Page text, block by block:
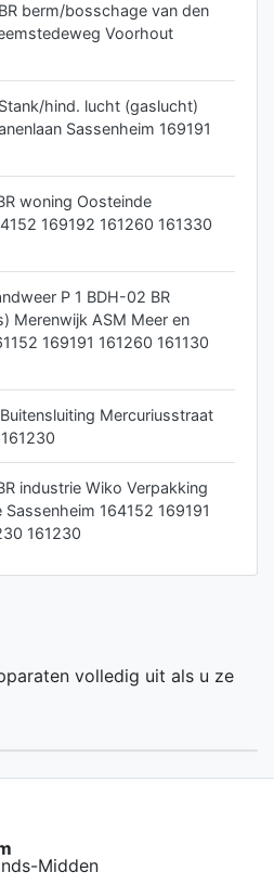
berm/bosschage van den
Voorhout
hind. lucht (gaslucht)
Sassenheim 169191
woning Oosteinde
169192 161260 161330
P 1 BDH-02 BR
Merenwijk ASM Meer en
169191 161260 161130
Mercuriusstraat
industrie Wiko Verpakking
164152 169191
161230
volledig uit als u ze
Midden